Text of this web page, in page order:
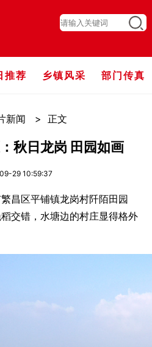
推荐 乡镇风采 部门传真
新闻 > 正文
秋日龙岗 田园如画
29 10:59:37
区平铺镇龙岗村阡陌田园
交错，水塘边的村庄显得格外